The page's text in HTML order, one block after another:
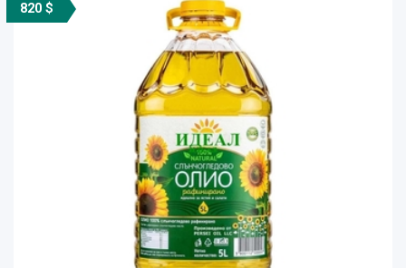
820 $